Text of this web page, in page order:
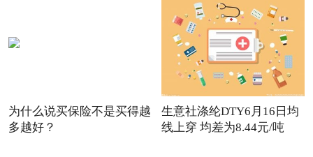
为什么说买保险不是买得越
多越好？
生意社涤纶DTY6月16日均
线上穿 均差为8.44元/吨